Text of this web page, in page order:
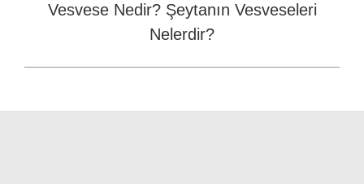
Next
post:
Vesvese Nedir? Şeytanın Vesveseleri
Nelerdir?